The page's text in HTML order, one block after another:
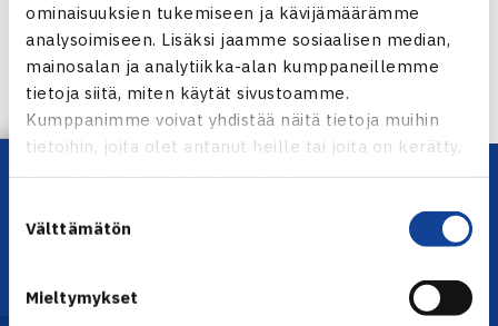
ominaisuuksien tukemiseen ja kävijämäärämme
analysoimiseen. Lisäksi jaamme sosiaalisen median,
mainosalan ja analytiikka-alan kumppaneillemme
tietoja siitä, miten käytät sivustoamme.
Kumppanimme voivat yhdistää näitä tietoja muihin
tietoihin, joita olet antanut heille tai joita on kerätty,
kun olet käyttänyt heidän palvelujaan.
valinta
Välttämätön
Mieltymykset
← Edellinen
Seuraava uutinen: Paukku kohtaa Mecirin… →
Lataa OmaTennis!